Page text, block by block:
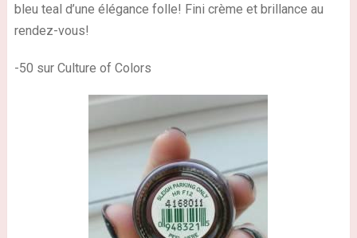
bleu teal d’une élégance folle! Fini crème et brillance au
rendez-vous!
-50 sur Culture of Colors